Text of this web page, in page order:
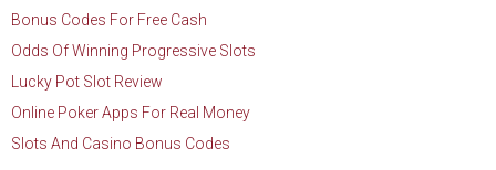
Bonus Codes For Free Cash
Odds Of Winning Progressive Slots
Lucky Pot Slot Review
Online Poker Apps For Real Money
Slots And Casino Bonus Codes